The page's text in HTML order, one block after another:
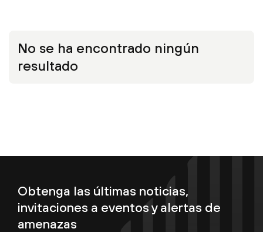
No se ha encontrado ningún
resultado
Obtenga las últimas noticias,
invitaciones a eventos y alertas de
amenazas